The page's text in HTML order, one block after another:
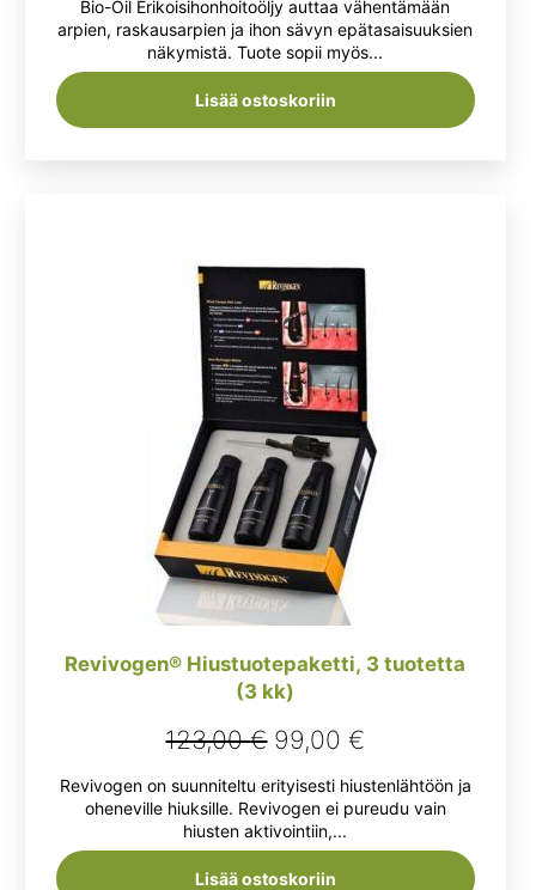
Bio-Oil Erikoisihonhoitoöljy auttaa vähentämään
arpien, raskausarpien ja ihon sävyn epätasaisuuksien
näkymistä. Tuote sopii myös...
Lisää ostoskoriin
Revivogen® Hiustuotepaketti, 3 tuotetta
(3 kk)
123,00€ Alkuperäinen
hinta
oli:
123,00 €.
99,00€
hinta
on:
Revivogen on suunniteltu erityisesti hiustenlähtöön ja
oheneville hiuksille. Revivogen ei pureudu vain
hiusten aktivointiin,...
Lisää ostoskoriin